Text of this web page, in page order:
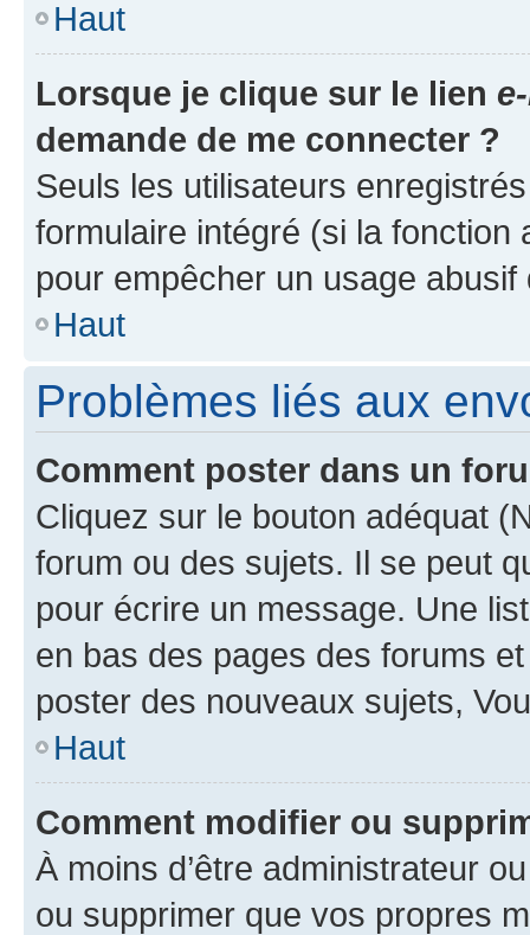
Haut
Lorsque je clique sur le lien
demande de me connecter ?
Seuls les utilisateurs
formulaire intégré (si la fonction
pour empêcher un usage
Haut
Problèmes liés aux
Comment poster dans un
Cliquez sur le bouton adéquat
forum ou des sujets. Il se peut
pour écrire un message. Une
en bas des pages des forums
poster des nouveaux sujets,
Haut
Comment modifier ou
À moins d’être administrateur
ou supprimer que vos propres